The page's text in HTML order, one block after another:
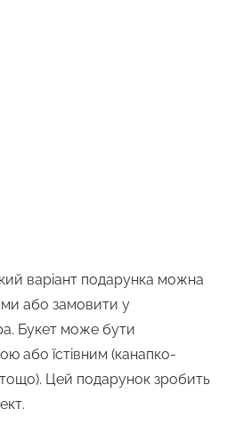
варіант подарунка можна
або замовити у
Букет може бути
або їстівним (канапко-
Цей подарунок зробить